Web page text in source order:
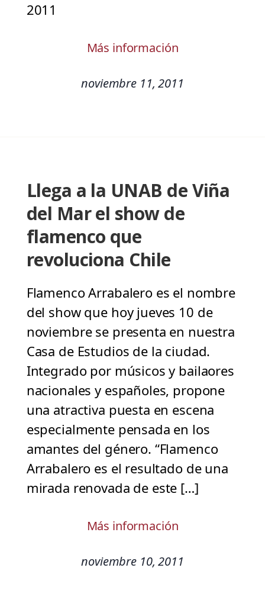
2011
Más información
noviembre 11, 2011
Llega a la UNAB de Viña
del Mar el show de
flamenco que
revoluciona Chile
Flamenco Arrabalero es el nombre
del show que hoy jueves 10 de
noviembre se presenta en nuestra
Casa de Estudios de la ciudad.
Integrado por músicos y bailaores
nacionales y españoles, propone
una atractiva puesta en escena
especialmente pensada en los
amantes del género. “Flamenco
Arrabalero es el resultado de una
mirada renovada de este […]
Más información
noviembre 10, 2011